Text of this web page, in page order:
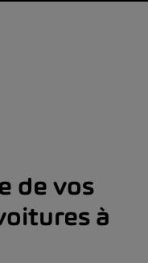
de vos
à